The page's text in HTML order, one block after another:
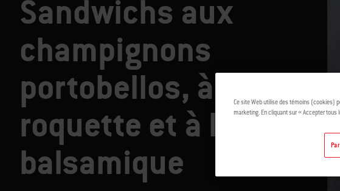
Sandwichs aux
champignons
portobellos, à la
roquette et à l'aïoli
balsamique
Ce site Web utilise des témoins (cookies)
marketing. En cliquant sur « Accepter